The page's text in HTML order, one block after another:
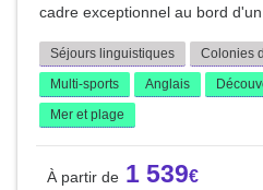
cadre exceptionnel au bord d'un
Séjours linguistiques
Colonies
Multi-sports
Anglais
Mer et plage
1 539